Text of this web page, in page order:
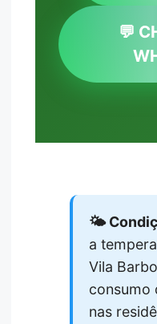
💬
🌤️
a
Vila
consumo
nas